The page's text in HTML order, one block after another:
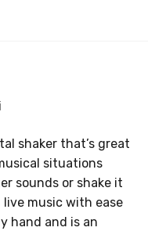
shaker that’s great
situations
sounds or shake it
music with ease
hand and is an